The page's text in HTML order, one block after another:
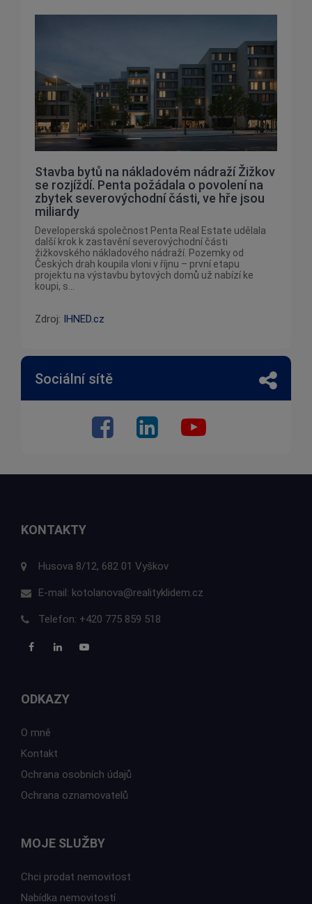
Stavba bytů na nákladovém nádraží Žižkov
se rozjíždí. Penta požádala o povolení na
zbytek severovýchodní části, ve hře jsou
miliardy
Developerská společnost Penta Real Estate udělala
další krok k zastavění severovýchodní části
žižkovského nákladového nádraží. Pozemky od
Českých drah koupila vloni v říjnu – první etapu
projektu na výstavbu bytových domů už nabízí ke
koupi, s...
Zdroj: IHNED.cz
Sociální sítě
KONTAKTY
Husova 8/12, 682 01 Vyškov
E-mail: kotolanova@realityklidem.cz
Telefon: +420 775 859 518
ODKAZY
O mně
Kontakt
Ochrana osobních údajů
Ochrana oznamovatelů
MOJE SLUŽBY
Chci prodat nemovitost
Nabídka nemovitostí